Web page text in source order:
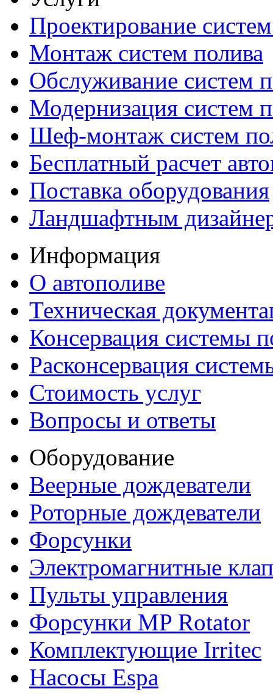
Проектирование
Монтаж систем полива
Обслуживание систем
Модернизация систем
Шеф-монтаж систем
Бесплатный расчет
Поставка оборудования
Ландшафтным
Информация
О автополиве
Техническая
Консервация системы
Расконсервация
Стоимость услуг
Вопросы и ответы
Оборудование
Веерные дождеватели
Роторные дождеватели
Форсунки
Электромагнитные
Пульты управления
Форсунки MP Rotator
Комплектующие Irritec
Насосы Espa